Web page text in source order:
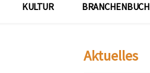
KULTUR BRANCHENBUCH
Aktuelles